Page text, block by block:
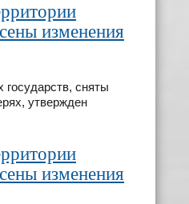
изменения
сняты
утвержден
изменения